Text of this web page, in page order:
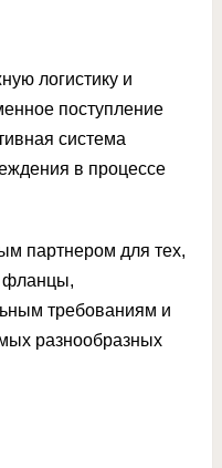
логистику и
поступление
система
в процессе
партнером для тех,
фланцы,
требованиям и
разнообразных